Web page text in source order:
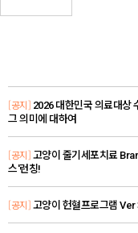
[공지] 2026 대한민국 의료대상
그 의미에 대하여
[공지] 고양이 줄기세포치료
스'런칭!
[공지] 고양이 헌혈프로그램